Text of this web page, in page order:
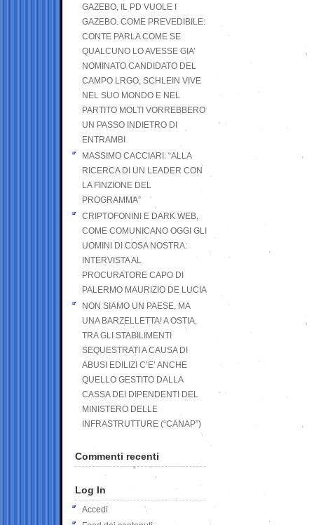
GAZEBO, IL PD VUOLE I
GAZEBO. COME PREVEDIBILE:
CONTE PARLA COME SE
QUALCUNO LO AVESSE GIA’
NOMINATO CANDIDATO DEL
CAMPO LRGO, SCHLEIN VIVE
NEL SUO MONDO E NEL
PARTITO MOLTI VORREBBERO
UN PASSO INDIETRO DI
ENTRAMBI
MASSIMO CACCIARI: “ALLA
RICERCA DI UN LEADER CON
LA FINZIONE DEL
PROGRAMMA”
CRIPTOFONINI E DARK WEB,
COME COMUNICANO OGGI GLI
UOMINI DI COSA NOSTRA:
INTERVISTA AL
PROCURATORE CAPO DI
PALERMO MAURIZIO DE LUCIA
NON SIAMO UN PAESE, MA
UNA BARZELLETTA! A OSTIA,
TRA GLI STABILIMENTI
SEQUESTRATI A CAUSA DI
ABUSI EDILIZI C’E’ ANCHE
QUELLO GESTITO DALLA
CASSA DEI DIPENDENTI DEL
MINISTERO DELLE
INFRASTRUTTURE (“CANAP”)
Commenti recenti
Log In
Accedi